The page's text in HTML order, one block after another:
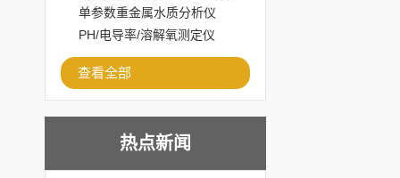
夜福利APP
单参数重金属水质分析仪
PH/电导率/溶解氧测定仪
查看全部
热点新闻